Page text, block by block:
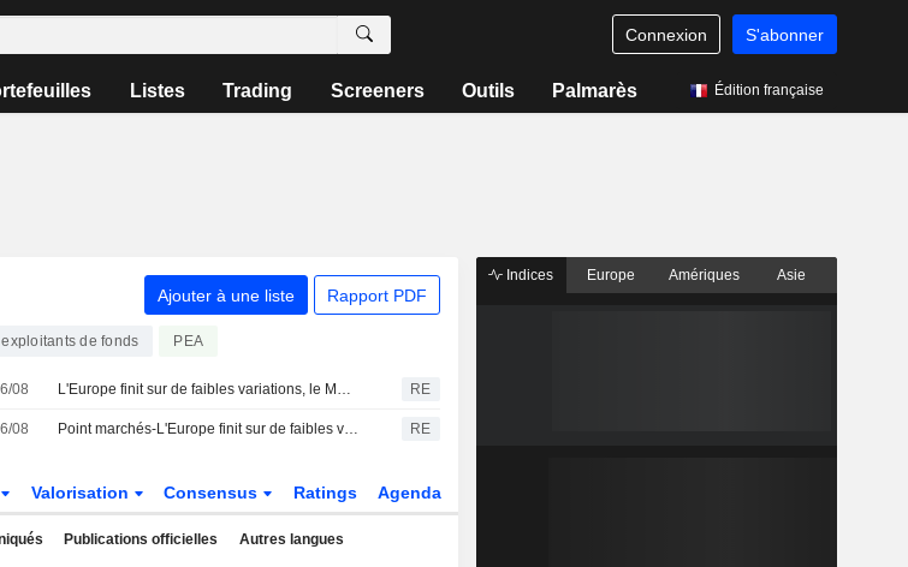
Connexion S'abonner
Listes Trading Screeners Outils Palmarès Édition française
Ajouter à une liste Rapport PDF
de fonds PEA
08 L'Europe finit sur de faibles variations, le Moyen-Orient inquiète de nouveau RE
08 Point marchés-L'Europe finit sur de faibles variations, le Moyen-Orient inquiète de nouveau RE
Valorisation Consensus Ratings Agenda
Publications officielles Autres langues
Indices Europe Amériques Asie